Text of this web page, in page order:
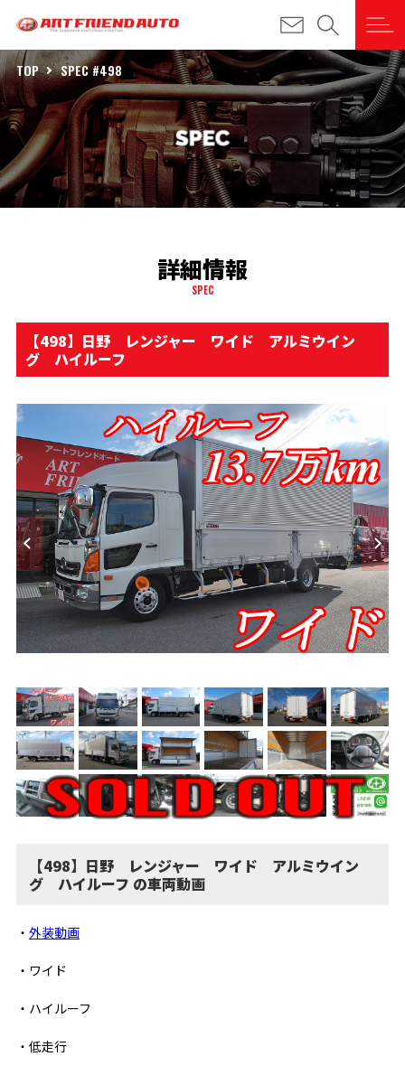
TOP SPEC #498
詳細情報
SPEC
【498】日野 レンジャー ワイド アルミウイン
グ ハイルーフ
【498】日野 レンジャー ワイド アルミウイン
グ ハイルーフ の車両動画
・ 外装動画
・ワイド
・ハイルーフ
・低走行